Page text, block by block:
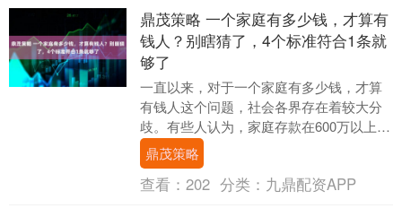
鼎茂策略 一个家庭有多少钱，才算有
钱人？别瞎猜了，4个标准符合1条就
够了
一直以来，对于一个家庭有多少钱，才算
有钱人这个问题，社会各界存在着较大分
歧。有些人认为，家庭存款在600万以上才
算是有钱人。也有人觉得只要手里有二套
及以上房产的....
鼎茂策略
查看： 202 分类： 九鼎配资APP